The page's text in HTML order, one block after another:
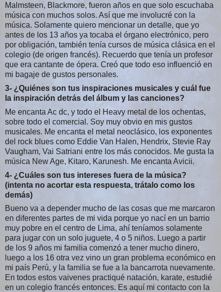
Malmsteen, Blackmore, fueron años en que solo escuchaba
música con muchos solos. Así que me involucré con la
música. Solamente quiero mencionar un detalle, que yo
antes de los 13 años ya tocaba el órgano electrónico, pero
por obligación, también tenía cursos de música clásica en el
colegio (de origen francés). Recuerdo que tenía un profesor
que era cantante de ópera. Creó que todo eso influenció en
mi bagaje de gustos personales.
3- ¿Quiénes son tus inspiraciones musicales y cuál fue
la inspiración detrás del álbum y las canciones?
Me encanta Ac dc, y todo el Heavy metal de los ochentas,
sobre todo el comercial. Soy muy obvio en mis gustos
musicales. Me encanta el metal neoclásico, los exponentes
del rock blues como Eddie Van Halen, Hendrix, Stevie Ray
Vaugham, Vai Satriani entre los más conocidos. Me gusta la
música New Age, Kitaro, Karunesh. Me encanta Avicii.
4- ¿Cuáles son tus intereses fuera de la música?
(intenta no acortar esta respuesta, trátalo como los
demás)
Bueno va a depender mucho de las cosas que me marcaron
en diferentes partes de mi vida porque yo nací en un barrio
muy pobre en el centro de Lima, ahí teníamos solamente
para jugar con un solo juguete, 4 o 5 niños. Luego a partir
de los 9 años mi familia comenzó a tener mucho dinero,
luego a los 16 otra vez vino un gran problema económico en
mi país Perú, y la familia se fue a la bancarrota nuevamente.
En todos estos vaivenes practiqué natación, karate, estudié
en un colegio francés entonces. Es aquí mi contacto con la